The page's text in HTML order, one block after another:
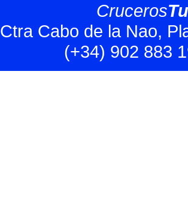
CrucerosTu
Ctra Cabo de la Nao,
(+34) 902 883